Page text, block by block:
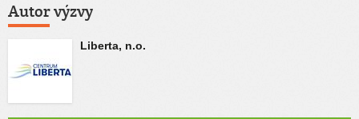
Autor výzvy
Liberta, n.o.